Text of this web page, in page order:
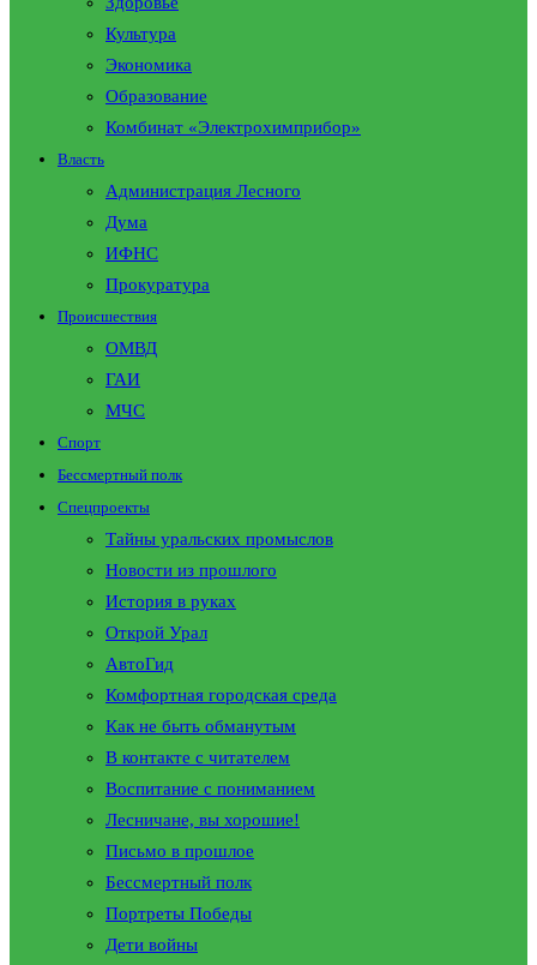
Культура
Экономика
Образование
Комбинат «Электрохимприбор»
Власть
Администрация Лесного
Дума
ИФНС
Прокуратура
Происшествия
ОМВД
ГАИ
МЧС
Спорт
Бессмертный полк
Спецпроекты
Тайны уральских промыслов
Новости из прошлого
История в руках
Открой Урал
АвтоГид
Комфортная городская среда
Как не быть обманутым
В контакте с читателем
Воспитание с пониманием
Лесничане, вы хорошие!
Письмо в прошлое
Бессмертный полк
Портреты Победы
Дети войны